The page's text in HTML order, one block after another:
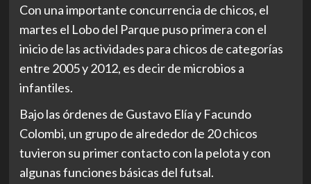
Con una importante concurrencia de chicos, el
martes el Lobo del Parque puso primera con el
inicio de las actividades para chicos de categorías
entre 2005 y 2012, es decir de microbios a
infantiles.
Bajo las órdenes de Gustavo Elía y Facundo
Colombi, un grupo de alrededor de 20 chicos
tuvieron su primer contacto con la pelota y con
algunas funciones básicas del futsal.